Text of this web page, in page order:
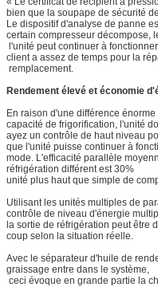
bien que la soupape de sécurité
Le dispositif d'analyse de panne
certain compresseur décompose,
l'unité peut continuer à
client a assez de temps pour la
remplacement.
Rendement élevé et économie
En raison d'une différence
capacité de frigorification, l'unité
ayez un contrôle de haut niveau
que l'unité puisse continuer à
mode. L'efficacité parallèle
réfrigération différent est 30%
unité plus haut que simple de
Utilisant les unités multiples de
contrôle de niveau d'énergie
la sortie de réfrigération peut être
coup selon la situation réelle.
Avec le séparateur d'huile de
graissage entre dans le système,
ceci évoque en grande partie la